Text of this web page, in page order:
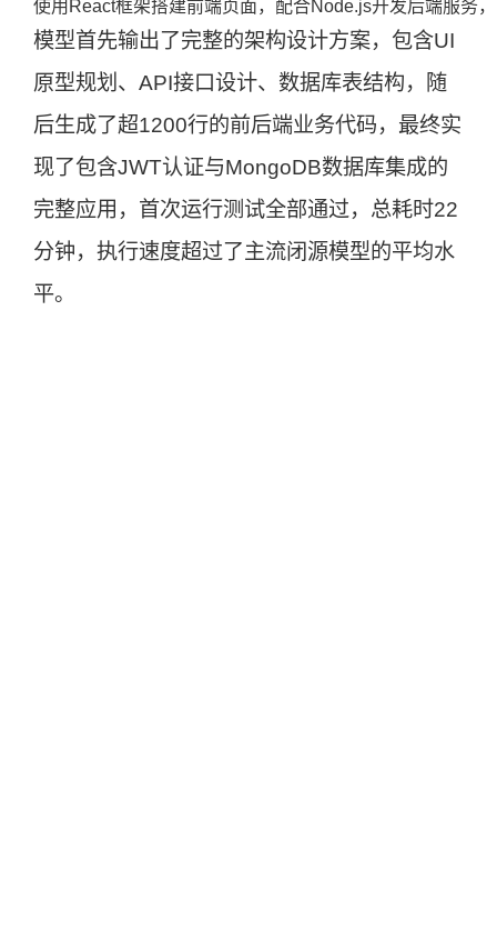
模型首先输出了完整的架构设计方案，包含UI
原型规划、API接口设计、数据库表结构，随
后生成了超1200行的前后端业务代码，最终实
现了包含JWT认证与MongoDB数据库集成的
完整应用，首次运行测试全部通过，总耗时22
分钟，执行速度超过了主流闭源模型的平均水
平。